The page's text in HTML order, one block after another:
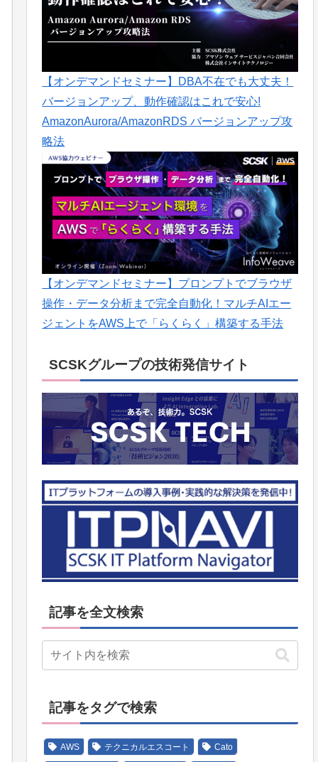
【オンデマンドセミナー】DBA不在でも大丈夫！
バージョンアップ、動作確認はこれで安心!
AmazonAurora/AmazonRDS バージョンアップ攻
略法
【オンデマンドセミナー】プロンプトでブラウザ
操作・データ分析まで完全自動化！マルチAIエー
ジェントをAWS上で「らくらく」構築する手法
SCSKグループの技術発信サイト
記事を全文検索
記事をタグで検索
AWS テクニカルエスコート Cato